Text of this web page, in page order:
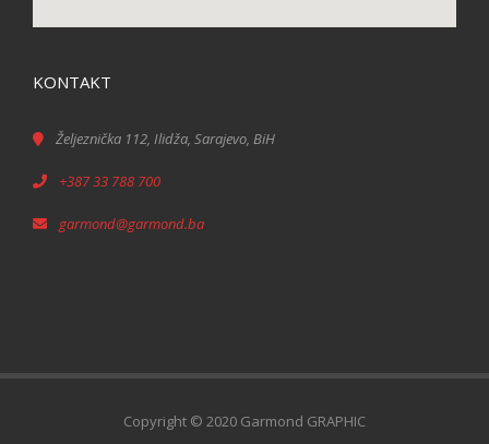
KONTAKT
Željeznička 112, Ilidža, Sarajevo, BiH
+387 33 788 700
garmond@garmond.ba
Copyright © 2020 Garmond GRAPHIC